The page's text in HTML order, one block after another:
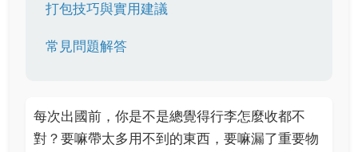
打包技巧與實用建議
常見問題解答
每次出國前，你是不是總覺得行李怎麼收都不
對？要嘛帶太多用不到的東西，要嘛漏了重要物